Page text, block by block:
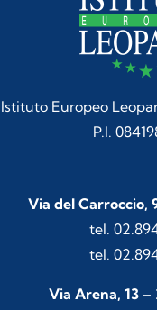
Istituto Europeo
P.I.
Via del Carroccio,
tel.
tel.
Via Arena, 13 –